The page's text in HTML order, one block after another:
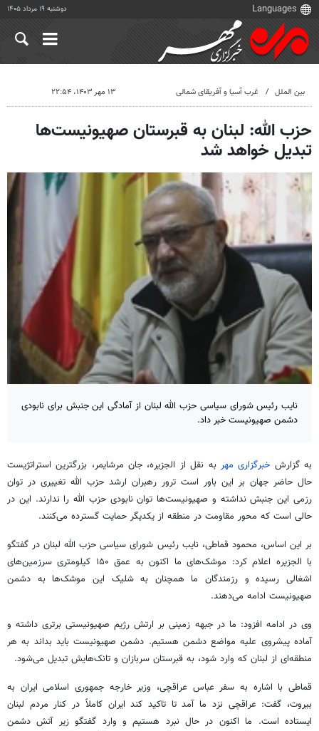
دوشنبه ۱۹ مرداد ۱۴۰۵
بین الملل غرب آسیا و آفریقای شمالی ۱۳ مهر ۱۴۰۳، ۲۲:۵۴
حزب الله: لبنان به قبرستان صهیونیست‌ها
تبدیل خواهد شد
نایب رئیس شورای سیاسی حزب الله لبنان از آمادگی این جنبش برای نابودی
دشمن صهیونیست خبر داد.
به گزارش خبرگزاری مهر به نقل از الجزیره، جان مرشایمر، بزرگترین استراتژیست
حال حاضر جهان بر این باور است ترور رهبران ارشد حزب الله تغییری در توان
رزمی این جنبش نداشته و صهیونیست‌ها توان نابودی حزب الله را ندارند. این در
حالی است که محور مقاومت در منطقه از یکدیگر حمایت گسترده می‌کنند.
بر این اساس، محمود قماطی، نایب رئیس شورای سیاسی حزب الله لبنان در گفتگو
با الجزیره اعلام کرد: موشک‌های ما اکنون به عمق ۱۵۰ کیلومتری سرزمین‌های
اشغالی رسیده و رزمندگان ما همچنان به شلیک این موشک‌ها به دشمن
صهیونیست ادامه می‌دهند.
وی در ادامه افزود: ما در جبهه زمینی بر ارتش رژیم صهیونیستی برتری داشته و
آماده پیشروی علیه مواضع دشمن هستیم. دشمن صهیونیست باید بداند به هر
منطقه‌ای از لبنان که وارد شود، به قبرستان سربازان و تانک‌هایش تبدیل می‌شود.
قماطی با اشاره به سفر عباس عراقچی، وزیر خارجه جمهوری اسلامی ایران به
بیروت، گفت: عراقچی نزد ما آمد تا تاکید کند ایران کاملاً در کنار مردم لبنان
ایستاده است. ما اکنون در حال نبرد هستیم و وارد گفتگو زیر آتش دشمن